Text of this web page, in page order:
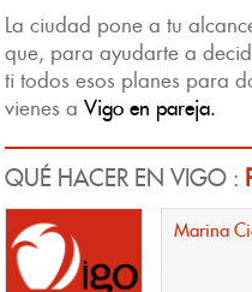
La ciudad pone a tu
que, para ayudarte a
ti todos esos planes para
vienes a Vigo en pareja.
QUÉ HACER EN VIGO :
Marina